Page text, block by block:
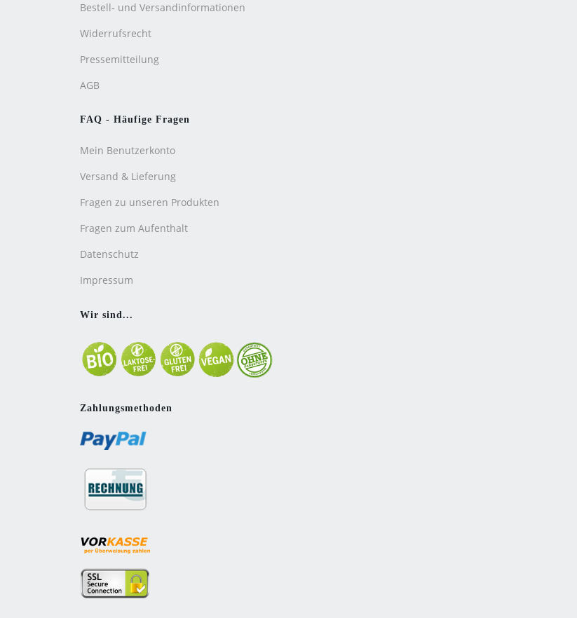
Bestell- und Versandinformationen
Widerrufsrecht
Pressemitteilung
AGB
FAQ - Häufige Fragen
Mein Benutzerkonto
Versand & Lieferung
Fragen zu unseren Produkten
Fragen zum Aufenthalt
Datenschutz
Impressum
Wir sind...
Zahlungsmethoden